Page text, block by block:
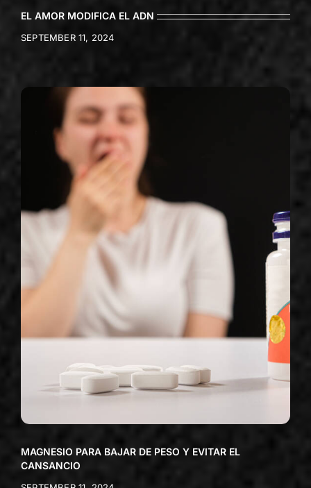
EL AMOR MODIFICA EL ADN
SEPTEMBER 11, 2024
MAGNESIO PARA BAJAR DE PESO Y EVITAR EL
CANSANCIO